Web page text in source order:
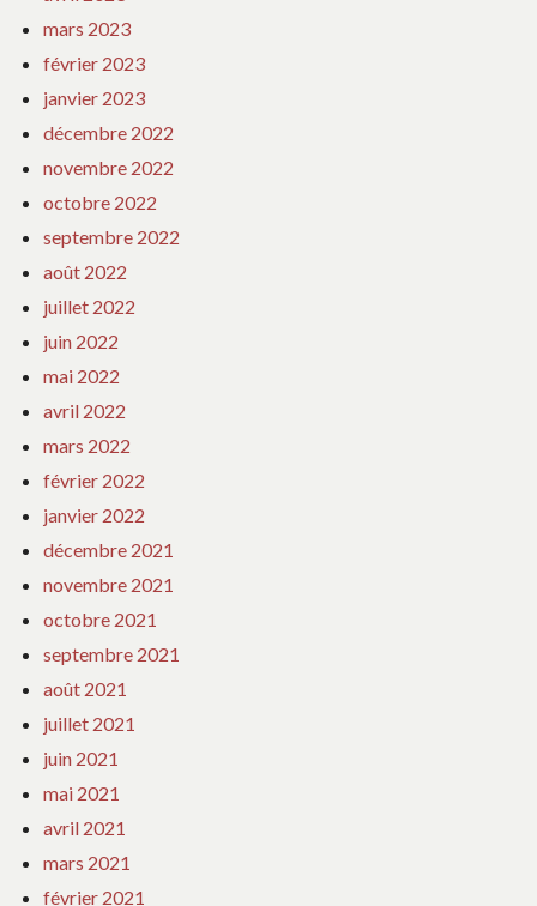
mars 2023
février 2023
janvier 2023
décembre 2022
novembre 2022
octobre 2022
septembre 2022
août 2022
juillet 2022
juin 2022
mai 2022
avril 2022
mars 2022
février 2022
janvier 2022
décembre 2021
novembre 2021
octobre 2021
septembre 2021
août 2021
juillet 2021
juin 2021
mai 2021
avril 2021
mars 2021
février 2021